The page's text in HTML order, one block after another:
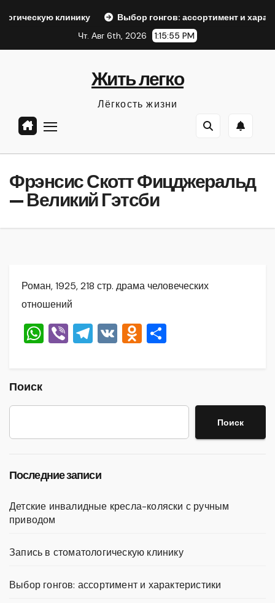
Выбор гонгов: ассортимент и характеристики
Чт. Авг 6th, 2026
1:15:56 PM
Жить легко
Лёгкость жизни
Фрэнсис Скотт Фицджеральд
— Великий Гэтсби
Роман, 1925, 218 стр. драма человеческих
отношений
W
A
p
Vi T
a
m
V O
kl
a
в
и
Поиск
Поиск
Последние записи
Детские инвалидные кресла-коляски с ручным
приводом
Запись в стоматологическую клинику
Выбор гонгов: ассортимент и характеристики